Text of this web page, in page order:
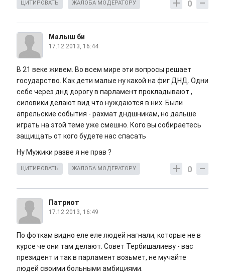
0
ЦИТИРОВАТЬ ЖАЛОБА МОДЕРАТОРУ
Малыш би
17.12.2013, 16:44
В 21 веке живем. Во всем мире эти вопросы решает
государство. Как дети малые ну какой на фиг ДНД. Одни
себе через днд дорогу в парламент прокладывают ,
силовики делают вид что нуждаются в них. Были
апрельские события - рахмат дндшникам, но дальше
играть на этой теме уже смешно. Кого вы собираетесь
защищать от кого будете нас спасать
Ну Мужики разве я не прав ?
0
ЦИТИРОВАТЬ ЖАЛОБА МОДЕРАТОРУ
Патриот
17.12.2013, 16:49
По фоткам видно еле еле людей нагнали, которые не в
курсе че они там делают. Совет Тербишалиеву - вас
президент и так в парламент возьмет, не мучайте
людей своими больными амбициями.